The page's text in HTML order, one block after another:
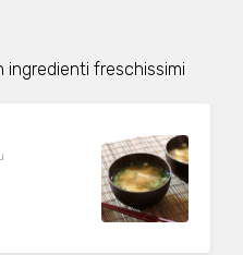
ingredienti freschissimi